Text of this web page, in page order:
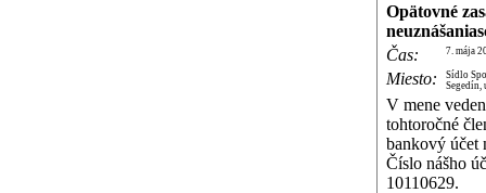
Opätovné
Čas:
7. mája
Miesto:
Sídlo
Segedín,
V mene
tohtoročné
bankový účet
Číslo nášho
10110629.